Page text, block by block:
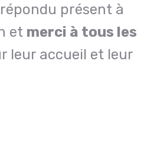
répondu présent à
et merci à tous les
leur accueil et leur